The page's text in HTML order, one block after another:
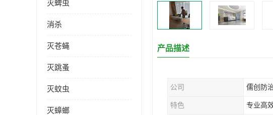
灭蜱虫
消杀
灭苍蝇
灭跳蚤
灭蚊虫
灭蟑螂
产品描述
公司 儒创防
特色 专业高